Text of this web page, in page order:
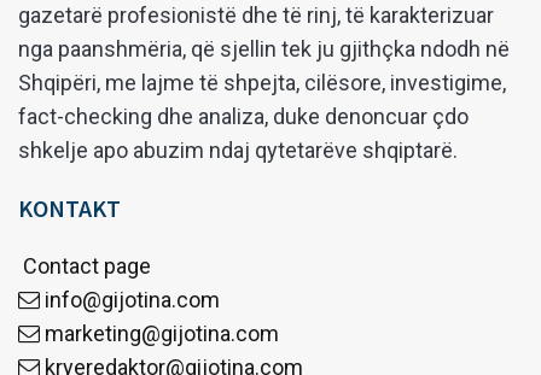
gazetarë profesionistë dhe të rinj, të karakterizuar
nga paanshmëria, që sjellin tek ju gjithçka ndodh në
Shqipëri, me lajme të shpejta, cilësore, investigime,
fact-checking dhe analiza, duke denoncuar çdo
shkelje apo abuzim ndaj qytetarëve shqiptarë.
KONTAKT
Contact page
info@gijotina.com
marketing@gijotina.com
kryeredaktor@gijotina.com